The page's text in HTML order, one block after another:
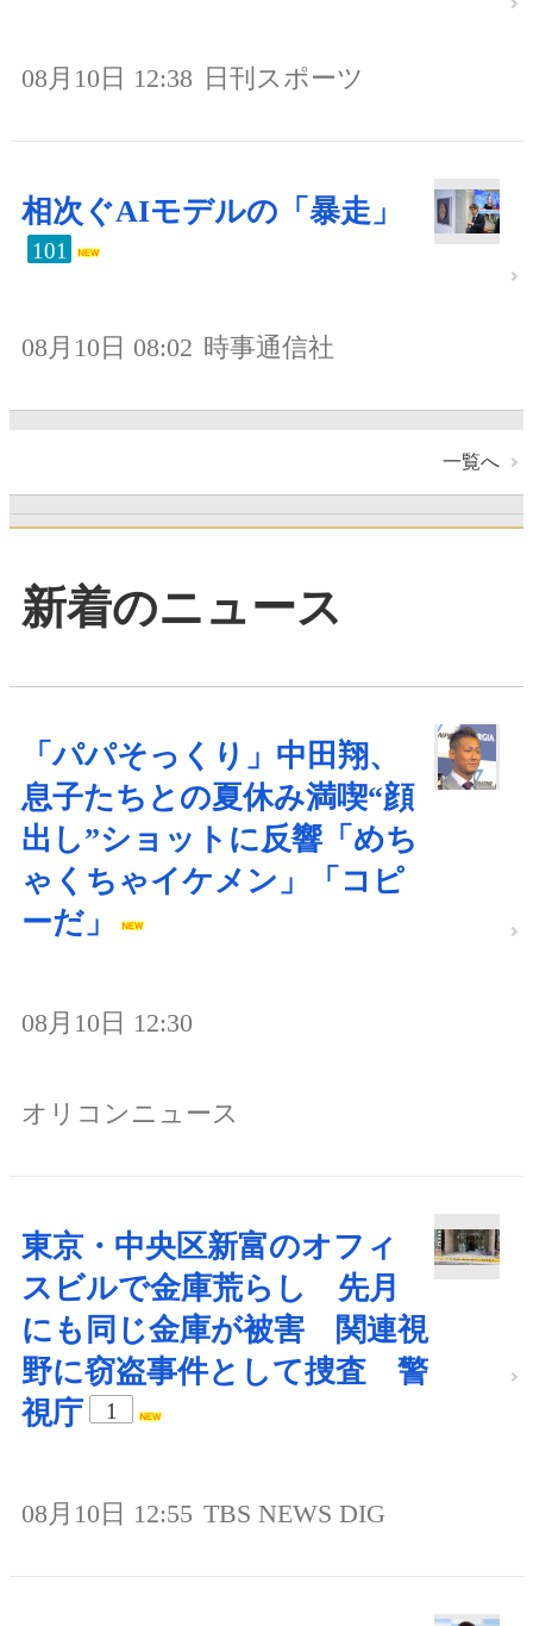
08月10日 12:38 日刊スポーツ
相次ぐAIモデルの「暴走」
101
08月10日 08:02 時事通信社
一覧へ
新着のニュース
「パパそっくり」中田翔、
息子たちとの夏休み満喫“顔
出し”ショットに反響「めち
ゃくちゃイケメン」「コピ
ーだ」
08月10日 12:30
オリコンニュース
東京・中央区新富のオフィ
スビルで金庫荒らし 先月
にも同じ金庫が被害 関連視
野に窃盗事件として捜査 警
視庁
1
08月10日 12:55 TBS NEWS DIG